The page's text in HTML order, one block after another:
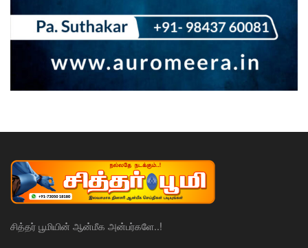
சித்தர் பூமியின் ஆன்மீக அன்பர்களே..!